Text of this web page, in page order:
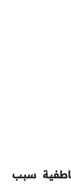
سبب